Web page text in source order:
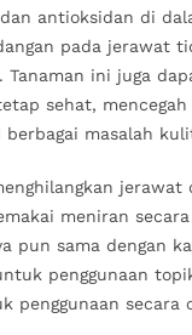
antioksidan di
pada jerawat
Tanaman ini juga
sehat,
berbagai masalah
jerawat
meniran
pun sama dengan
penggunaan
penggunaan secara